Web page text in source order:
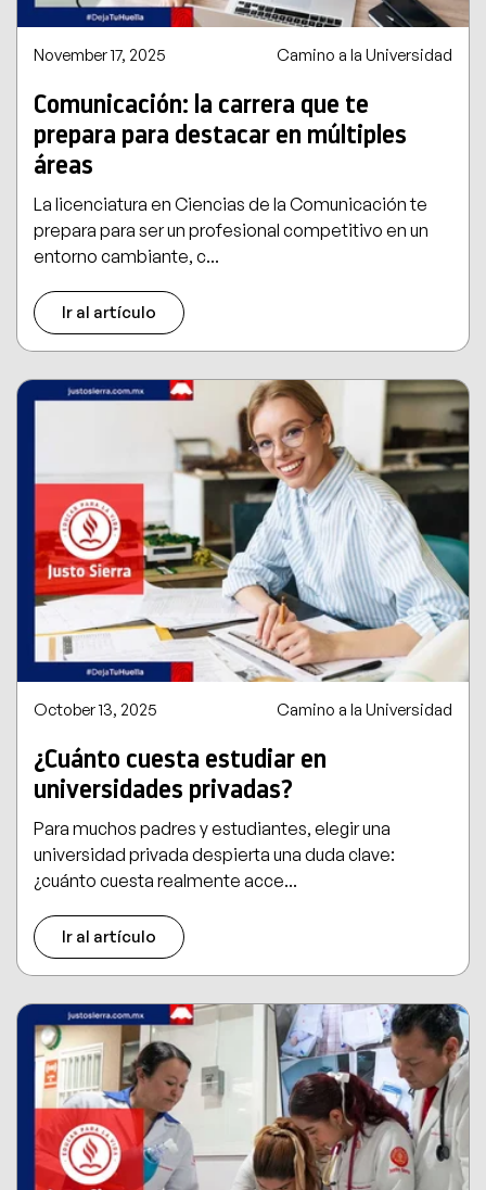
November 17, 2025 Camino a la Universidad
Comunicación: la carrera que te
prepara para destacar en múltiples
áreas
La licenciatura en Ciencias de la Comunicación te
prepara para ser un profesional competitivo en un
entorno cambiante, c...
Ir al artículo
October 13, 2025 Camino a la Universidad
¿Cuánto cuesta estudiar en
universidades privadas?
Para muchos padres y estudiantes, elegir una
universidad privada despierta una duda clave:
¿cuánto cuesta realmente acce...
Ir al artículo